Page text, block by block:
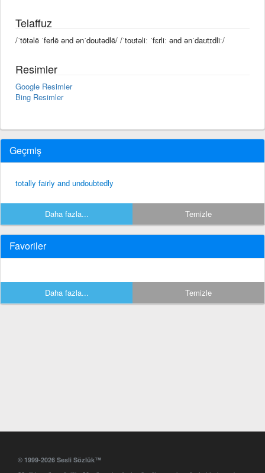
Telaffuz
/ˈtōtəlē ˈferlē ənd ənˈdoutədlē/ /ˈtoʊtəliː ˈfɛrliː ənd ənˈdaʊtɪdliː/
Resimler
Google Resimler
Bing Resimler
Geçmiş
totally fairly and undoubtedly
Daha fazla... Temizle
Favoriler
Daha fazla... Temizle
© 1999-2026 Sesli Sözlük™